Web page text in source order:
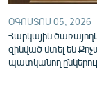
ՕԳՈՍՏՈՍ 05, 2026
Հարկային
զինված մտել են
պատկանող